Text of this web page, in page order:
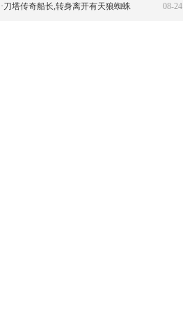
08-24
·刀塔传奇船长,转身离开有天狼蜘蛛